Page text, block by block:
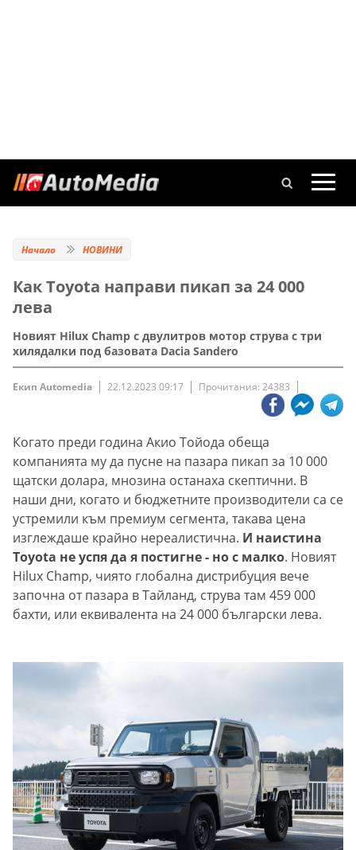
Начало НОВИНИ
Как Toyota направи пикап за 24 000
лева
Новият Hilux Champ с двулитров мотор струва с три
хилядалки под базовата Dacia Sandero
Екип Automedia 22.12.2023 09:17 Прочитания: 24383
Когато преди година Акио Тойода обеща
компанията му да пусне на пазара пикап за 10 000
щатски долара, мнозина останаха скептични. В
наши дни, когато и бюджетните производители са се
устремили към премиум сегмента, такава цена
изглеждаше крайно нереалистична. И наистина
Toyota не успя да я постигне - но с малко. Новият
Hilux Champ, чиято глобална дистрибуция вече
започна от пазара в Тайланд, струва там 459 000
бахти, или еквивалента на 24 000 български лева.